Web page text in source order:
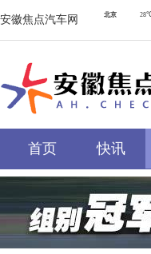
安徽焦点汽车网
首页 快讯